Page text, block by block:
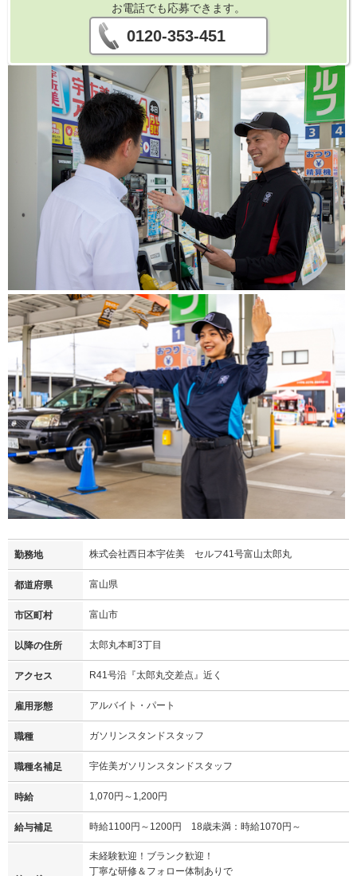
お電話でも応募できます。
0120-353-451
勤務地 株式会社西日本宇佐美 セルフ41号富山太郎丸
都道府県 富山県
市区町村 富山市
以降の住所 太郎丸本町3丁目
アクセス R41号沿『太郎丸交差点』近く
雇用形態 アルバイト・パート
職種 ガソリンスタンドスタッフ
職種名補足 宇佐美ガソリンスタンドスタッフ
時給 1,070円～1,200円
給与補足 時給1100円～1200円 18歳未満：時給1070円～
未経験歓迎！ブランク歓迎！
丁寧な研修＆フォロー体制ありで